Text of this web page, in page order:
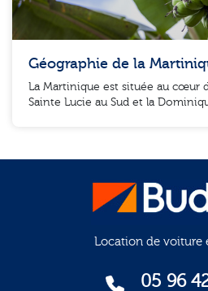
Géographie de la
La Martinique est située au cœur
Sainte Lucie au Sud et la
Location de voiture
05 96